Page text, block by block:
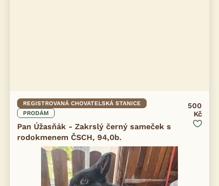
REGISTROVANÁ CHOVATELSKÁ STANICE
PRODÁM
Pan Úžasňák - Zakrslý černý sameček s
rodokmenem ČSCH, 94,0b.
500
Kč